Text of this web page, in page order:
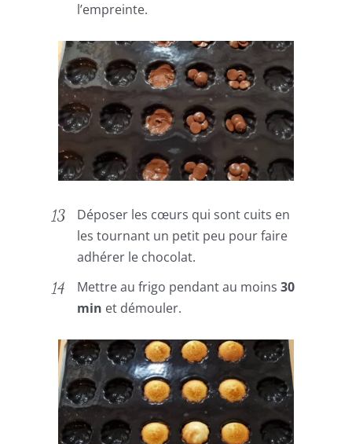
l’empreinte.
Déposer les cœurs qui sont cuits en
les tournant un petit peu pour faire
adhérer le chocolat.
Mettre au frigo pendant au moins30
min et démouler.